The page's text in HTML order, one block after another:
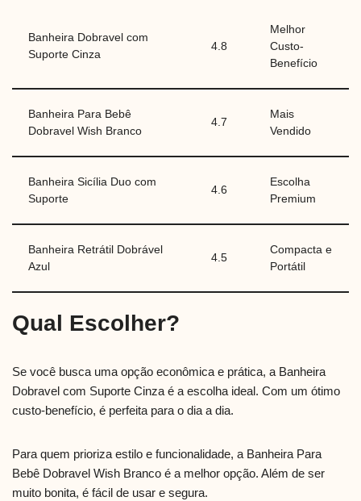
Banheira Dobravel com
Suporte Cinza
4.8
Melhor
Custo-
Benefício
Banheira Para Bebê
Dobravel Wish Branco
4.7
Mais
Vendido
Banheira Sicília Duo com
Suporte
4.6
Escolha
Premium
Banheira Retrátil Dobrável
Azul
4.5
Compacta e
Portátil
Qual Escolher?
Se você busca uma opção econômica e prática, a Banheira
Dobravel com Suporte Cinza é a escolha ideal. Com um ótimo
custo-benefício, é perfeita para o dia a dia.
Para quem prioriza estilo e funcionalidade, a Banheira Para
Bebê Dobravel Wish Branco é a melhor opção. Além de ser
muito bonita, é fácil de usar e segura.